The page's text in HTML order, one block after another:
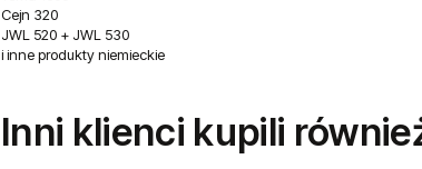
Cejn 320
JWL 520 + JWL 530
i inne produkty niemieckie
Inni klienci kupili